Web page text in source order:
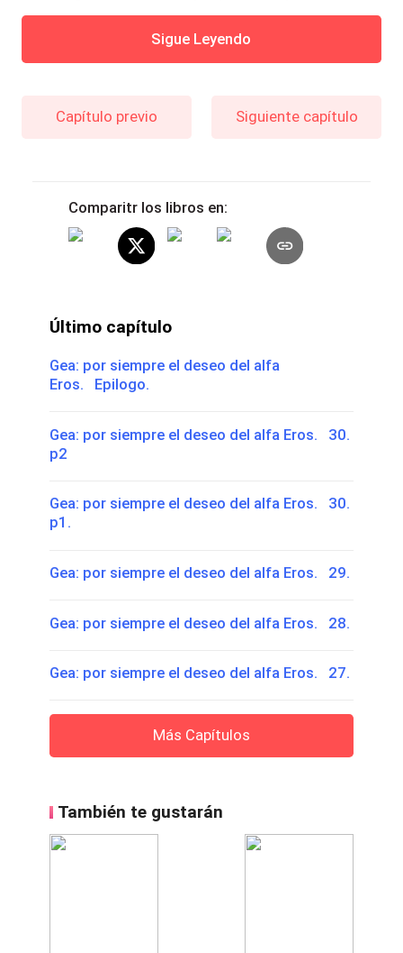
Sigue Leyendo
Capítulo previo Siguiente capítulo
Comparitr los libros en:
Último capítulo
Gea: por siempre el deseo del alfa
Eros. Epilogo.
Gea: por siempre el deseo del alfa Eros. 30.
p2
Gea: por siempre el deseo del alfa Eros. 30.
p1.
Gea: por siempre el deseo del alfa Eros. 29.
Gea: por siempre el deseo del alfa Eros. 28.
Gea: por siempre el deseo del alfa Eros. 27.
Más Capítulos
También te gustarán